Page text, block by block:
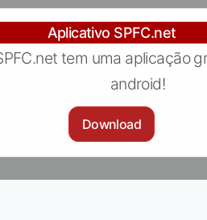
Aplicativo SPFC.net
tem uma aplicação
android!
Download